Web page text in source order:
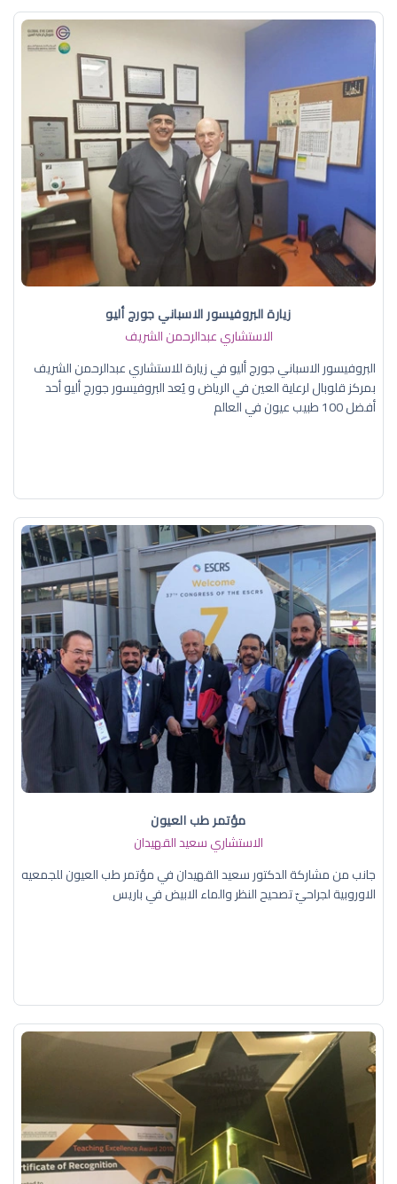
زيارة البروفيسور الاسباني جورج أليو
الاستشاري عبدالرحمن الشريف
البروفيسور الاسباني جورج أليو في زيارة للاستشاري عبدالرحمن الشريف
بمركز قلوبال لرعاية العين في الرياض و يُعد البروفيسور جورج أليو أحد
أفضل 100 طبيب عيون في العالم
مؤتمر طب العيون
الاستشاري سعيد القهيدان
جانب من مشاركة الدكتور سعيد القهيدان في مؤتمر طب العيون للجمعيه
الاوروبية لجراحيّ تصحيح النظر والماء الابيض في باريس